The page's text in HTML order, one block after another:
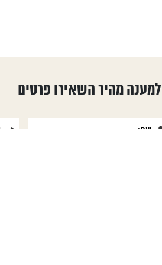
למענה מהיר השאירו פרטים